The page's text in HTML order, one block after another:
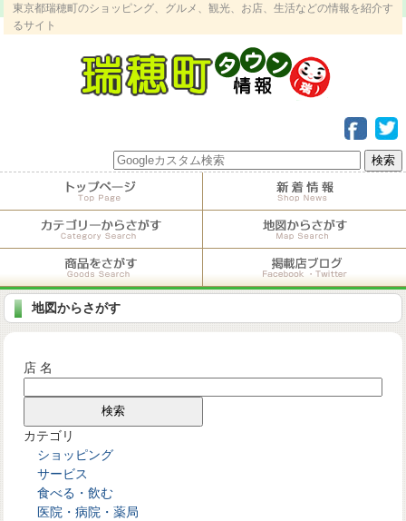
東京都瑞穂町のショッピング、グルメ、観光、お店、生活などの情報を紹介す
るサイト
地図からさがす
店 名
カテゴリ
ショッピング
サービス
食べる・飲む
医院・病院・薬局